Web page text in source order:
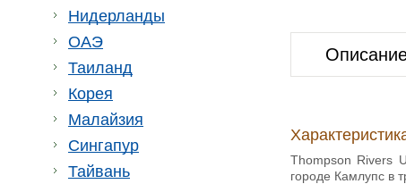
Нидерланды
ОАЭ
Таиланд
Корея
Малайзия
Сингапур
Тайвань
Thompson Rivers
городе Камлупс в